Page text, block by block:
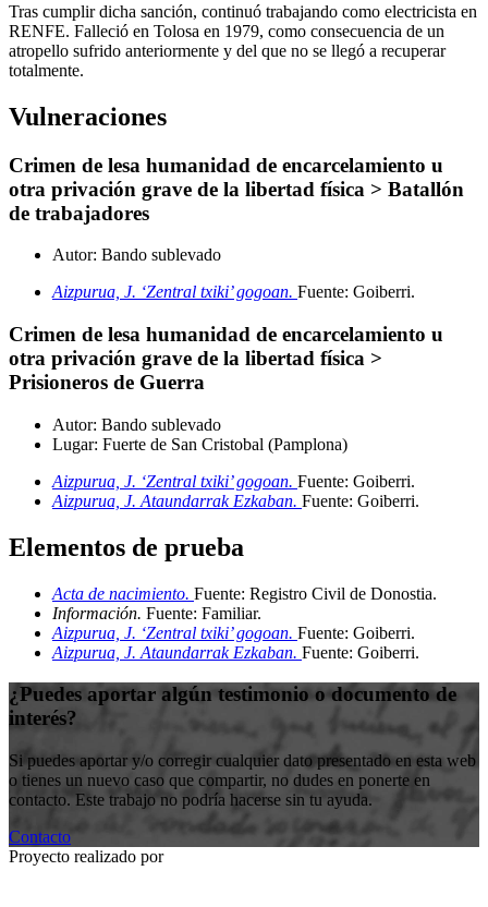
Tras cumplir dicha sanción, continuó trabajando como electricista en
RENFE. Falleció en Tolosa en 1979, como consecuencia de un
atropello sufrido anteriormente y del que no se llegó a recuperar
totalmente.
Vulneraciones
Crimen de lesa humanidad de encarcelamiento u
otra privación grave de la libertad física > Batallón
de trabajadores
Autor: Bando sublevado
Aizpurua, J. ‘Zentral txiki’ gogoan. Fuente: Goiberri.
Crimen de lesa humanidad de encarcelamiento u
otra privación grave de la libertad física >
Prisioneros de Guerra
Autor: Bando sublevado
Lugar: Fuerte de San Cristobal (Pamplona)
Aizpurua, J. ‘Zentral txiki’ gogoan. Fuente: Goiberri.
Aizpurua, J. Ataundarrak Ezkaban. Fuente: Goiberri.
Elementos de prueba
Acta de nacimiento. Fuente: Registro Civil de Donostia.
Información. Fuente: Familiar.
Aizpurua, J. ‘Zentral txiki’ gogoan. Fuente: Goiberri.
Aizpurua, J. Ataundarrak Ezkaban. Fuente: Goiberri.
¿Puedes aportar algún testimonio o documento de
interés?
Si puedes aportar y/o corregir cualquier dato presentado en esta web
o tienes un nuevo caso que compartir, no dudes en ponerte en
contacto. Este trabajo no podría hacerse sin tu ayuda.
Contacto
Proyecto realizado por